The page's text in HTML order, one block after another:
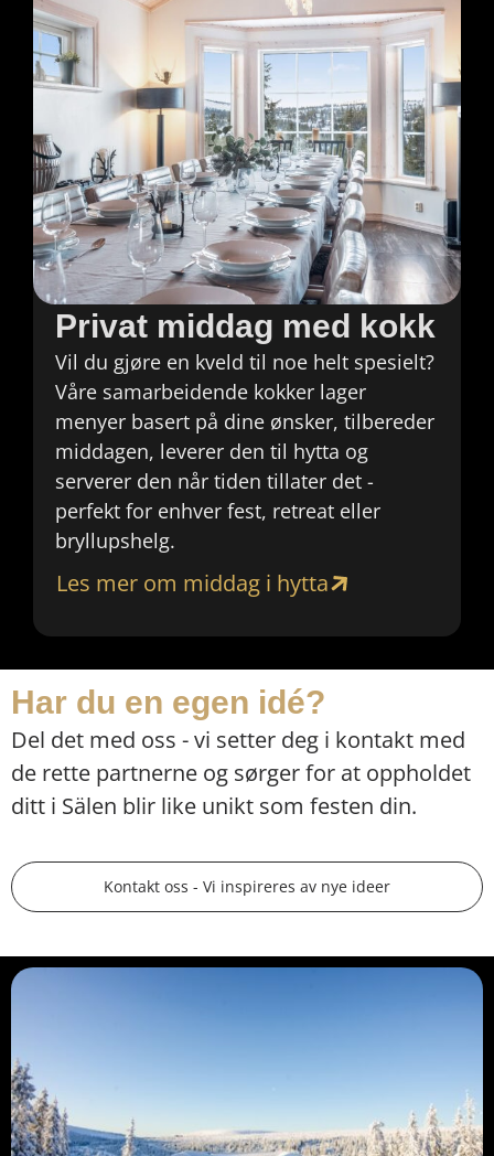
Privat middag med kokk
Vil du gjøre en kveld til noe helt spesielt?
Våre samarbeidende kokker lager
menyer basert på dine ønsker, tilbereder
middagen, leverer den til hytta og
serverer den når tiden tillater det -
perfekt for enhver fest, retreat eller
bryllupshelg.
Les mer om middag i hytta
Har du en egen idé?
Del det med oss - vi setter deg i kontakt med
de rette partnerne og sørger for at oppholdet
ditt i Sälen blir like unikt som festen din.
Kontakt oss - Vi inspireres av nye ideer